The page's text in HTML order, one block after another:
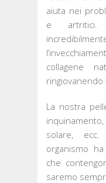
aiuta nei
e artritici.
collagene
ringiovanendo
La nostra
solare,
organismo
che
saremo